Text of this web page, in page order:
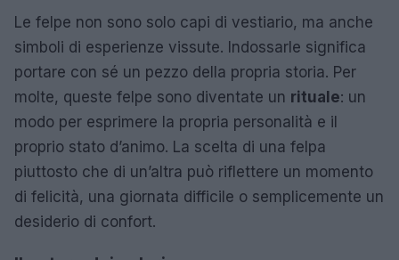
Le felpe non sono solo capi di vestiario, ma anche
simboli di esperienze vissute. Indossarle significa
portare con sé un pezzo della propria storia. Per
molte, queste felpe sono diventate un rituale: un
modo per esprimere la propria personalità e il
proprio stato d’animo. La scelta di una felpa
piuttosto che di un’altra può riflettere un momento
di felicità, una giornata difficile o semplicemente un
desiderio di confort.